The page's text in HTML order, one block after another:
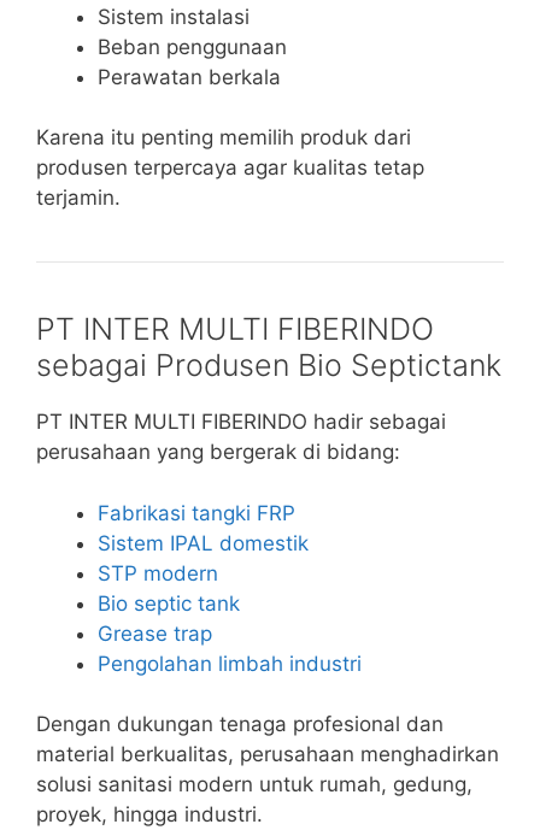
Sistem instalasi
Beban penggunaan
Perawatan berkala
Karena itu penting memilih produk dari
produsen terpercaya agar kualitas tetap
terjamin.
PT INTER MULTI FIBERINDO
sebagai Produsen Bio Septictank
PT INTER MULTI FIBERINDO hadir sebagai
perusahaan yang bergerak di bidang:
Fabrikasi tangki FRP
Sistem IPAL domestik
STP modern
Bio septic tank
Grease trap
Pengolahan limbah industri
Dengan dukungan tenaga profesional dan
material berkualitas, perusahaan menghadirkan
solusi sanitasi modern untuk rumah, gedung,
proyek, hingga industri.